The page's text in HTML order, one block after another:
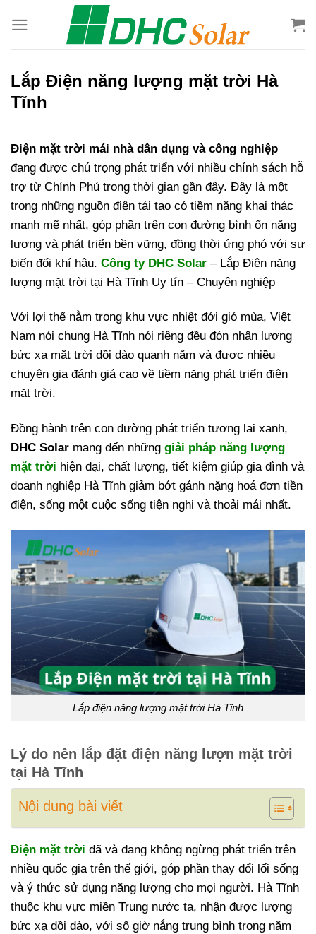
qua
nội
Lắp Điện năng lượng mặt trời Hà
Tĩnh
Điện mặt trời mái nhà dân dụng và công nghiệp
đang được chú trọng phát triển với nhiều chính sách hỗ
trợ từ Chính Phủ trong thời gian gần đây. Đây là một
trong những nguồn điện tái tạo có tiềm năng khai thác
mạnh mẽ nhất, góp phần trên con đường bình ổn năng
lượng và phát triển bền vững, đồng thời ứng phó với sự
biến đổi khí hậu. Công ty DHC Solar – Lắp Điện năng
lượng mặt trời tại Hà Tĩnh Uy tín – Chuyên nghiệp
Với lợi thế nằm trong khu vực nhiệt đới gió mùa, Việt
Nam nói chung Hà Tĩnh nói riêng đều đón nhận lượng
bức xạ mặt trời dồi dào quanh năm và được nhiều
chuyên gia đánh giá cao về tiềm năng phát triển điện
mặt trời.
Đồng hành trên con đường phát triển tương lai xanh,
DHC Solar mang đến những giải pháp năng lượng
mặt trời hiện đại, chất lượng, tiết kiệm giúp gia đình và
doanh nghiệp Hà Tĩnh giảm bớt gánh nặng hoá đơn tiền
điện, sống một cuộc sống tiện nghi và thoải mái nhất.
Lắp điện năng lượng mặt trời Hà Tĩnh
Lý do nên lắp đặt điện năng lượn mặt trời
tại Hà Tĩnh
Nội dung bài viết
Điện mặt trời đã và đang không ngừng phát triển trên
nhiều quốc gia trên thế giới, góp phần thay đổi lối sống
và ý thức sử dụng năng lượng cho mọi người. Hà Tĩnh
thuộc khu vực miền Trung nước ta, nhận được lượng
bức xạ dồi dào, với số giờ nắng trung bình trong năm